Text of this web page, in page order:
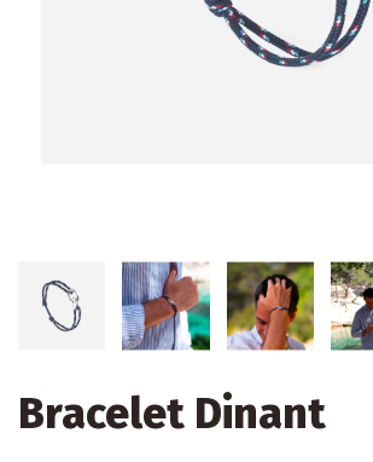
Bracelet Dinant